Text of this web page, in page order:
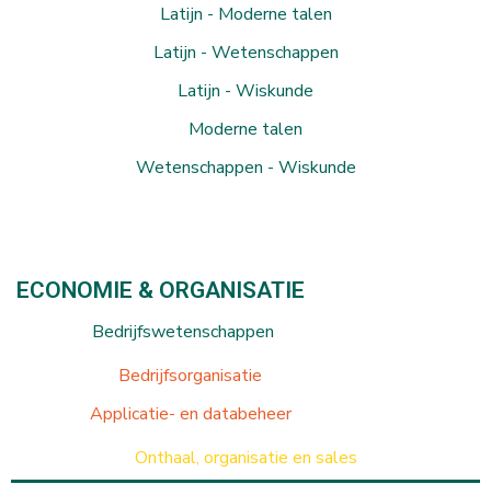
Latijn - Moderne talen
Latijn - Wetenschappen
Latijn - Wiskunde
Moderne talen
Wetenschappen - Wiskunde
ECONOMIE & ORGANISATIE
Bedrijfswetenschappen
Bedrijfsorganisatie
Applicatie- en databeheer
Onthaal, organisatie en sales